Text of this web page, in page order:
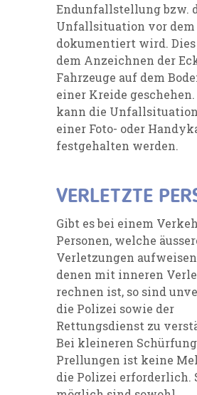
Endunfallstellung bzw.
Unfallsituation vor dem
dokumentiert wird.
dem Anzeichnen der
Fahrzeuge auf dem
einer Kreide
kann die
einer Foto- oder
festgehalten werden.
VERLETZTE
Gibt es bei einem
Personen, welche
Verletzungen
denen mit inneren
rechnen ist, so sind
die Polizei sowie der
Rettungsdienst zu
Bei kleineren
Prellungen ist keine
die Polizei erforderlich.